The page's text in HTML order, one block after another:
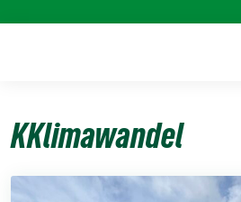
KKlimawandel